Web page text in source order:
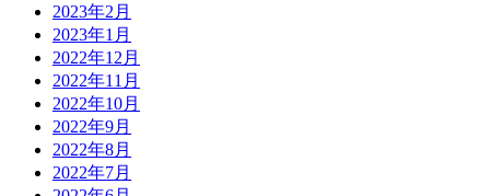
2023年2月
2023年1月
2022年12月
2022年11月
2022年10月
2022年9月
2022年8月
2022年7月